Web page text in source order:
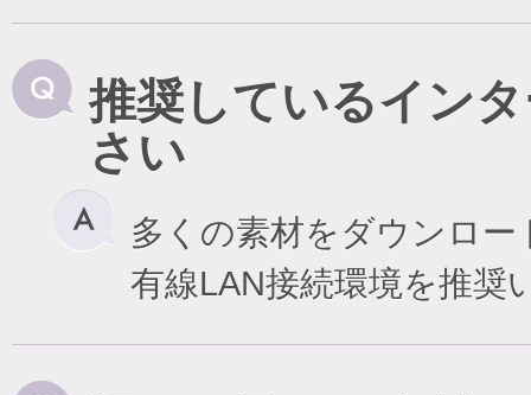
推奨しているイン
さい
多くの素材をダウンロ
有線LAN接続環境を推奨